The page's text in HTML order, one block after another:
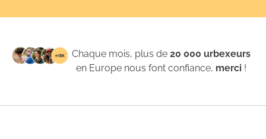
Chaque mois, plus de20 000 urbexeurs
en Europe nous font confiance, merci !